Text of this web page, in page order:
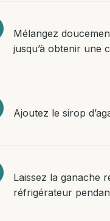
Mélangez
jusqu’à obtenir une
Ajoutez le sirop
Laissez la ganache
réfrigérateur